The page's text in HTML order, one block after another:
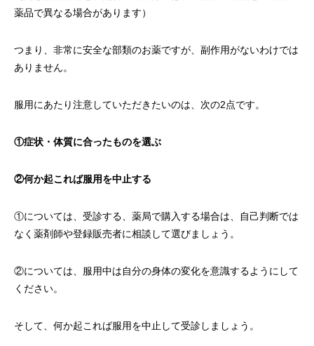
薬品で異なる場合があります）
つまり、非常に安全な部類のお薬ですが、副作用がないわけでは
ありません。
服用にあたり注意していただきたいのは、次の2点です。
①症状・体質に合ったものを選ぶ
②何か起これば服用を中止する
①については、受診する、薬局で購入する場合は、自己判断では
なく薬剤師や登録販売者に相談して選びましょう。
②については、服用中は自分の身体の変化を意識するようにして
ください。
そして、何か起これば服用を中止して受診しましょう。